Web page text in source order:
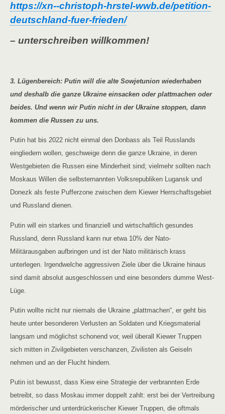
https://xn--christoph-hrstel-wwb.de/petition-
deutschland-fuer-frieden/
– unterschreiben willkommen!
3. Lügenbereich: Putin will die alte Sowjetunion wiederhaben
und deshalb die ganze Ukraine einsacken oder plattmachen oder
beides. Und wenn wir Putin nicht in der Ukraine stoppen, dann
kommen die Russen zu uns.
Putin hat bis 2022 nicht einmal den Donbass als Teil Russlands
eingliedern wollen, geschweige denn die ganze Ukraine, in deren
Westgebieten die Russen eine Minderheit sind; vielmehr sollten nach
Moskaus Willen die selbsternannten Volksrepubliken Lugansk und
Donezk als feste Pufferzone zwischen dem Kiewer Herrschaftsgebiet
und Russland dienen.
Putin will ein starkes und finanziell und wirtschaftlich gesundes
Russland, denn Russland kann nur etwa 10% der Nato-
Militärausgaben aufbringen und ist der Nato militärisch krass
unterlegen. Irgendwelche aggressiven Ziele über die Ukraine hinaus
sind damit absolut ausgeschlossen und eine besonders dumme West-
Lüge.
Putin wollte nicht nur niemals die Ukraine „plattmachen“, er geht bis
heute unter besonderen Verlusten an Soldaten und Kriegsmaterial
langsam und möglichst schonend vor, weil überall Kiewer Truppen
sich mitten in Zivilgebieten verschanzen, Zivilisten als Geiseln
nehmen und an der Flucht hindern.
Putin ist bewusst, dass Kiew eine Strategie der verbrannten Erde
betreibt, so dass Moskau immer doppelt zahlt: erst bei der Vertreibung
mörderischer und unterdrückerischer Kiewer Truppen, die oftmals